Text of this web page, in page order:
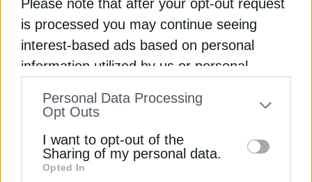
Please note that after your opt-out request
is processed you may continue seeing
interest-based ads based on personal
information utilized by us or personal
to your opt-out. You may separately opt-out
information by third parties on the IAB’s list
of downstream participants. This
Personal Data Processing
Opt Outs
I want to opt-out of the
Sharing of my personal data.
Opted In
ανταγωνιστές τους στις περισσότερες χώρες της
Ευρώπης.
Διαβάστε ακόμη
Metlen: Τα οφέλη που “ξεκλειδώνει” η είσοδος
Επιδοτήσεις ρεύματος: Η φόρμουλα του ΥΠΕΝ
για τις μικρές επιχειρήσεις